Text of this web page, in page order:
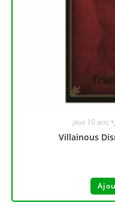
jeux 10 ans +,
Villainous